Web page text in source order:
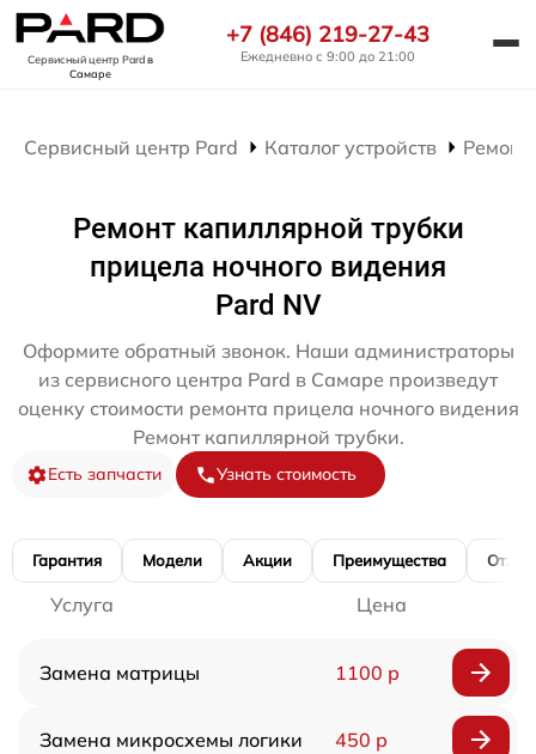
Сервисный центр Pardв
Самаре
+7 (846) 219-27-43
Ежедневно с 9:00 до 21:00
Сервисный центр Pard Каталог устройств
Ремонт капиллярной трубки
прицела ночного видения
Pard NV
Оформите обратный звонок. Наши администраторы
из сервисного центра Pard в Самаре произведут
оценку стоимости ремонта прицела ночного видения
Ремонт капиллярной трубки.
Есть запчасти Узнать стоимость
Гарантия Модели Акции Преимущества
Услуга Цена
Замена матрицы 1100 р
Замена микросхемы логики 450 р